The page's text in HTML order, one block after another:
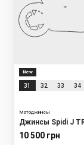
New
31 32 33 34
Мотоджинсы
Джинсы Spidi J
10 500 грн